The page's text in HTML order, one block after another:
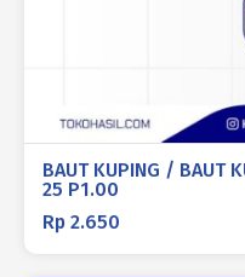
BAUT KUPING / BAUT
25 P1.00
Rp 2.650